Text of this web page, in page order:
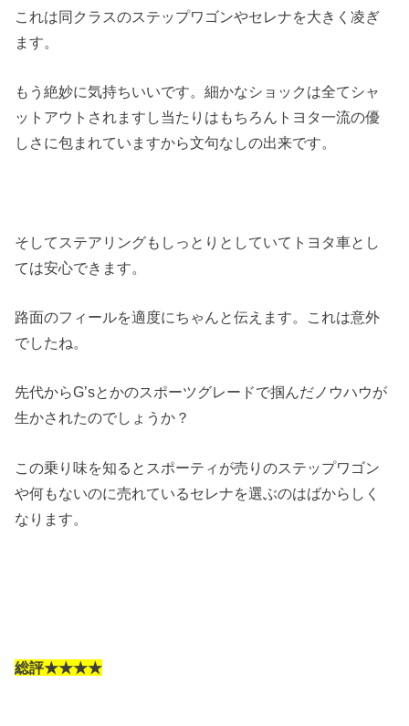
これは同クラスのステップワゴンやセレナを大きく凌ぎ
ます。
もう絶妙に気持ちいいです。細かなショックは全てシャ
ットアウトされますし当たりはもちろんトヨタ一流の優
しさに包まれていますから文句なしの出来です。
そしてステアリングもしっとりとしていてトヨタ車とし
ては安心できます。
路面のフィールを適度にちゃんと伝えます。これは意外
でしたね。
先代からG’sとかのスポーツグレードで掴んだノウハウが
生かされたのでしょうか？
この乗り味を知るとスポーティが売りのステップワゴン
や何もないのに売れているセレナを選ぶのはばからしく
なります。
総評★★★★